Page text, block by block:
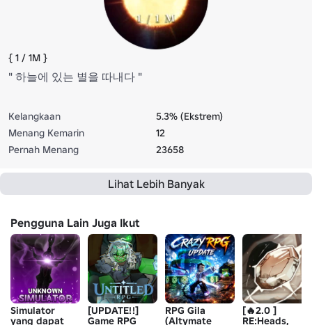
{ 1 / 1M }
" 하늘에 있는 별을 따내다 "
Kelangkaan
5.3% (Ekstrem)
Menang Kemarin
12
Pernah Menang
23658
Lihat Lebih Banyak
Pengguna Lain Juga Ikut
Simulator
yang dapat
[UPDATE!!]
Game RPG
RPG Gila
(Altymate
[🔥2.0 ]
RE:Heads,